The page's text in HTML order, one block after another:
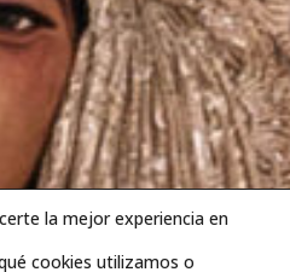
la mejor experiencia en
cookies utilizamos o